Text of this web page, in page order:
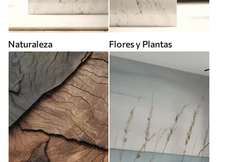
Naturaleza Flores y Plantas